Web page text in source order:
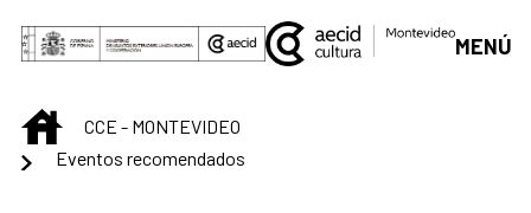
Saltar al contenido principal
MENÚ
INICIOCCE - MONTEVIDEO
Eventos recomendados